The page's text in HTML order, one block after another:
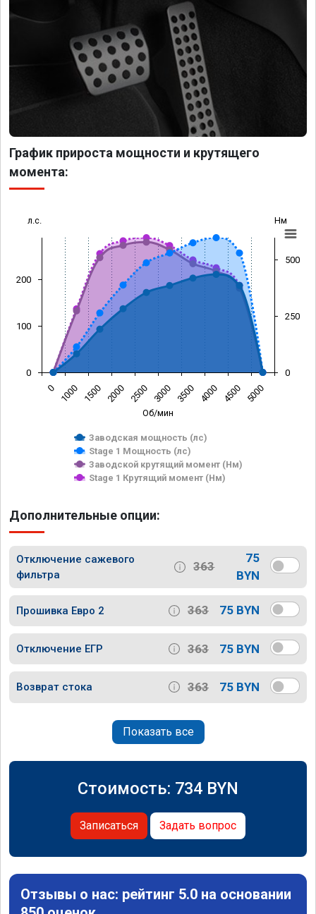
График прироста мощности и крутящего
момента:
Об/мин
л.с. Нм
Заводская мощность (лс)
Stage 1 Мощность (лс)
Заводской крутящий момент (Нм)
Stage 1 Крутящий момент (Нм)
0 1000 1500 2000 2500 3000 3500 4000 4500 5000
0
100
200
0
250
500
Дополнительные опции:
Отключение сажевого
фильтра
363
75
BYN
Прошивка Евро 2 363 75 BYN
Отключение ЕГР 363 75 BYN
Возврат стока 363 75 BYN
Показать все
Стоимость: 734 BYN
Записаться Задать вопрос
Отзывы о нас: рейтинг 5.0 на основании